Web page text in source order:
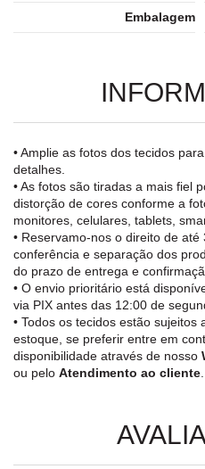
Embalagem
• Amplie as fotos dos tecidos
detalhes.
• As fotos são tiradas a mais fiel
distorção de cores conforme a
monitores, celulares, tablets,
• Reservamo-nos o direito de
conferência e separação dos
do prazo de entrega e
• O envio prioritário está
via PIX antes das 12:00 de
• Todos os tecidos estão sujeitos
estoque, se preferir entre em
disponibilidade através de nosso
ou pelo Atendimento ao cliente